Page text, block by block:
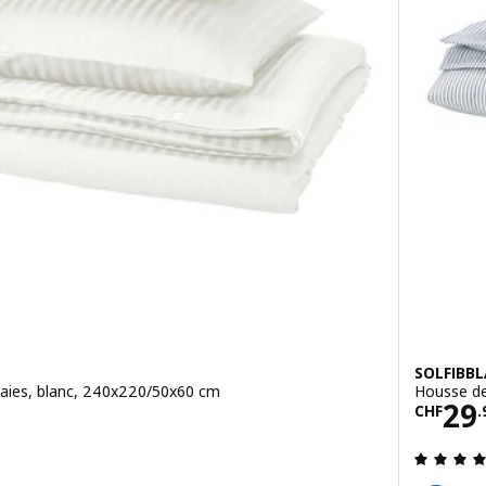
blanc, 240x220/50x60 cm
hors de 5 étoiles. Nombre total de commentaires:
Housse
CHF29.
Prix